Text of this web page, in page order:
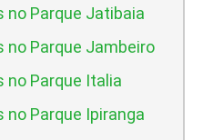
no Parque Jatibaia
no Parque Jambeiro
no Parque Italia
no Parque Ipiranga